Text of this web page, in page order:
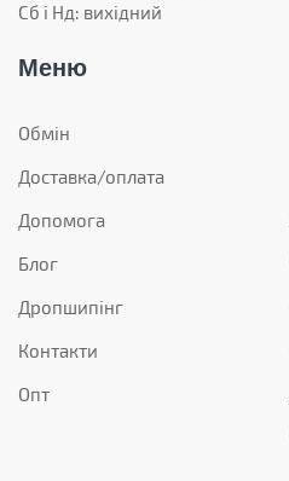
Сб і Нд: вихідний
Меню
Обмін
Доставка/оплата
Допомога
Блог
Дропшипінг
Контакти
Опт